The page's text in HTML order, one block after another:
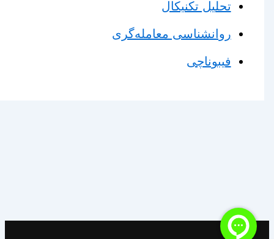
تحلیل تکنیکال
روانشناسی معامله‌گری
فیبوناچی